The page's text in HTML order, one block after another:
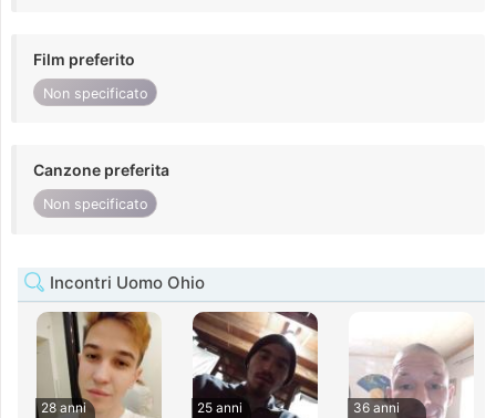
Film preferito
Non specificato
Canzone preferita
Non specificato
Incontri Uomo Ohio
28 anni
25 anni
36 anni